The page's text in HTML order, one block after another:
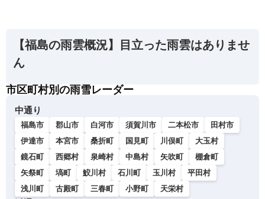
【福島の雨雲概況】目立った雨雲はありませ
ん
市区町村別の雨雪レーダー
中通り
福島市 郡山市 白河市 須賀川市 二本松市
田村市
伊達市
本宮市 桑折町 国見町 川俣町
大玉村
鏡石町
西郷村 泉崎村 中島村 矢吹町
棚倉町
矢祭町
塙町 鮫川村 石川町 玉川村
平田村
浅川町
古殿町 三春町 小野町 天栄村